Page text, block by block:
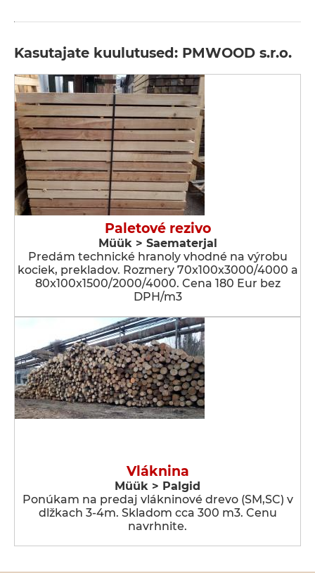
Kasutajate kuulutused: PMWOOD s.r.o.
Paletové rezivo
Müük > Saematerjal
Predám technické hranoly vhodné na výrobu
kociek, prekladov. Rozmery 70x100x3000/4000 a
80x100x1500/2000/4000. Cena 180 Eur bez
DPH/m3
Vláknina
Müük > Palgid
Ponúkam na predaj vlákninové drevo (SM,SC) v
dlžkach 3-4m. Skladom cca 300 m3. Cenu
navrhnite.